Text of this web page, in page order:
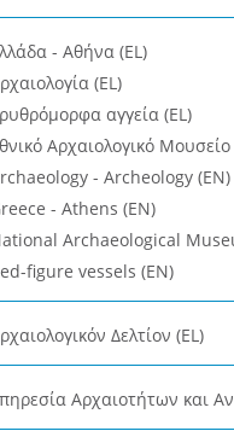
- Αθήνα (EL)
(EL)
αγγεία (EL)
Αρχαιολογικό Μουσείο
- Archeology (EN)
- Athens (EN)
Archaeological
figure vessels (EN)
Δελτίον (EL)
Αρχαιοτήτων και